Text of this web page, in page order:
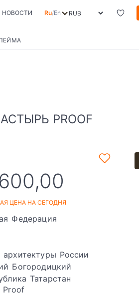
НОВОСТИ Ru/En
PROOF
ЦЕНА НА СЕГОДНЯ
Федерация
России
Богородицкий
Татарстан
Proof